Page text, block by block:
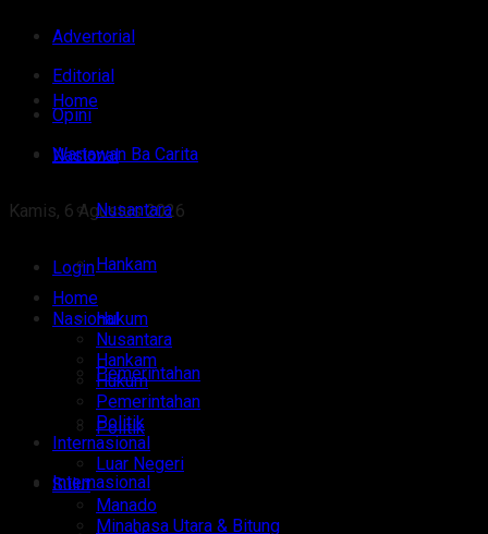
Advertorial
Editorial
Opini
Wartawan Ba Carita
Kamis, 6 Agustus 2026
Login
Home
Nasional
Nusantara
Hankam
Hukum
Pemerintahan
Politik
Internasional
Home
Nasional
Nusantara
Hankam
Hukum
Pemerintahan
Politik
Internasional
Luar Negeri
Sulut
Manado
Minahasa Utara & Bitung